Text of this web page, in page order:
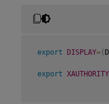
export DISPLAY={
export XAUTHORITY